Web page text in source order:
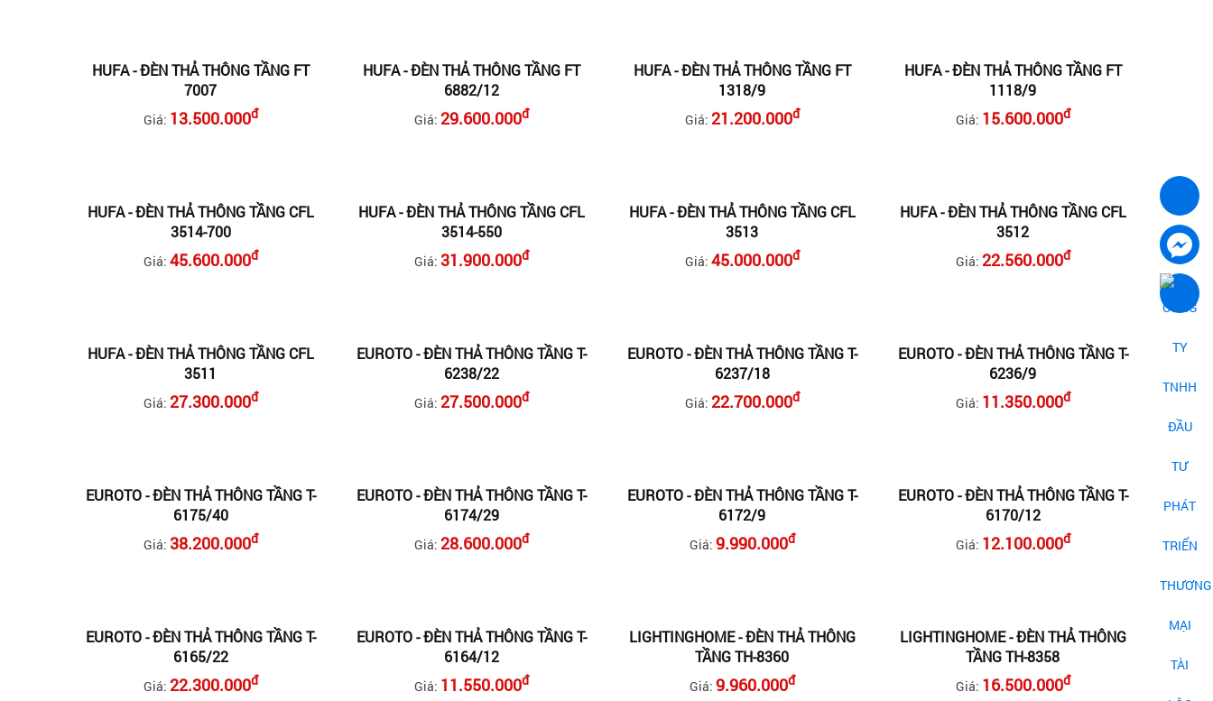
HUFA - ĐÈN THẢ THÔNG TẦNG FT
7007
Giá: 13.500.000đ
HUFA - ĐÈN THẢ THÔNG TẦNG FT
6882/12
Giá: 29.600.000đ
HUFA - ĐÈN THẢ THÔNG TẦNG FT
1318/9
Giá: 21.200.000đ
HUFA - ĐÈN THẢ THÔNG TẦNG FT
1118/9
Giá: 15.600.000đ
HUFA - ĐÈN THẢ THÔNG TẦNG CFL
3514-700
Giá: 45.600.000đ
HUFA - ĐÈN THẢ THÔNG TẦNG CFL
3514-550
Giá: 31.900.000đ
HUFA - ĐÈN THẢ THÔNG TẦNG CFL
3513
Giá: 45.000.000đ
HUFA - ĐÈN THẢ THÔNG TẦNG CFL
3512
Giá: 22.560.000đ
HUFA - ĐÈN THẢ THÔNG TẦNG CFL
3511
Giá: 27.300.000đ
EUROTO - ĐÈN THẢ THÔNG TẦNG T-
6238/22
Giá: 27.500.000đ
EUROTO - ĐÈN THẢ THÔNG TẦNG T-
6237/18
Giá: 22.700.000đ
EUROTO - ĐÈN THẢ THÔNG TẦNG T-
6236/9
Giá: 11.350.000đ
EUROTO - ĐÈN THẢ THÔNG TẦNG T-
6175/40
Giá: 38.200.000đ
EUROTO - ĐÈN THẢ THÔNG TẦNG T-
6174/29
Giá: 28.600.000đ
EUROTO - ĐÈN THẢ THÔNG TẦNG T-
6172/9
Giá: 9.990.000đ
EUROTO - ĐÈN THẢ THÔNG TẦNG T-
6170/12
Giá: 12.100.000đ
EUROTO - ĐÈN THẢ THÔNG TẦNG T-
6165/22
Giá: 22.300.000đ
EUROTO - ĐÈN THẢ THÔNG TẦNG T-
6164/12
Giá: 11.550.000đ
LIGHTINGHOME - ĐÈN THẢ THÔNG
TẦNG TH-8360
Giá: 9.960.000đ
LIGHTINGHOME - ĐÈN THẢ THÔNG
TẦNG TH-8358
Giá: 16.500.000đ